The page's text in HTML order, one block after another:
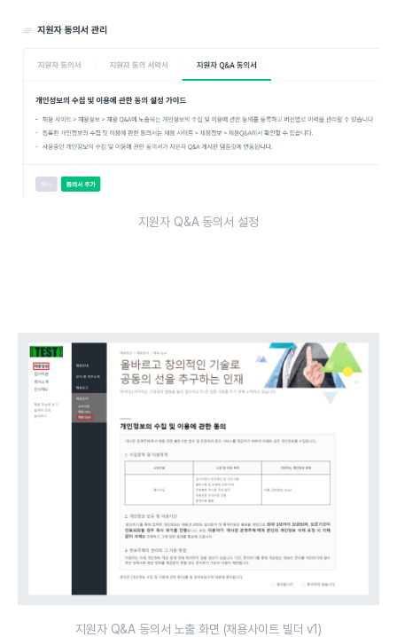
지원자 Q&A 동의서 설정
지원자 Q&A 동의서 노출 화면 (채용사이트 빌더 v1)